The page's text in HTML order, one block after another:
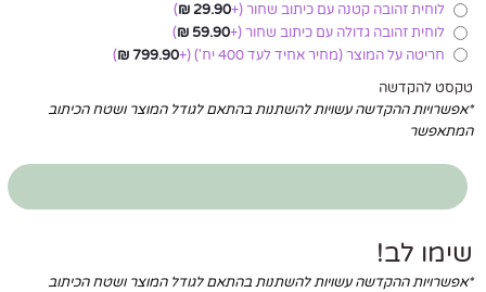
לוחית זהובה קטנה עם כיתוב שחור(+
29.90
₪
)
לוחית זהובה גדולה עם כיתוב שחור(+
59.90
₪
)
חריטה על המוצר (מחיר אחיד לעד 400 יח')
(+
799.90
₪
)
טקסט להקדשה
*אפשרויות ההקדשה עשויות להשתנות בהתאם לגודל המוצר ושטח הכיתוב
המתאפשר
שימו לב!
*אפשרויות ההקדשה עשויות להשתנות בהתאם לגודל המוצר ושטח הכיתוב